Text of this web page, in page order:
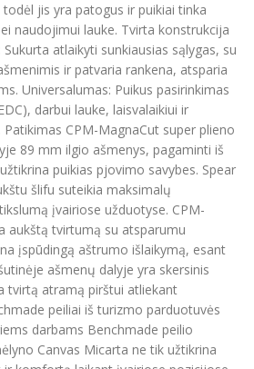
jis yra patogus ir puikiai tinka
naudojimui lauke. Tvirta konstrukcija
atlaikyti sunkiausias sąlygas, su
ir patvaria rankena, atsparia
Universalumas: Puikus pasirinkimas
darbui lauke, laisvalaikiui ir
CPM-MagnaCut super plieno
89 mm ilgio ašmenys, pagaminti iš
puikias pjovimo savybes. Spear
šlifu suteikia maksimalų
įvairiose užduotyse. CPM-
aukštą tvirtumą su atsparumu
įspūdingą aštrumo išlaikymą, esant
ašmenų dalyje yra skersinis
tvirtą atramą pirštui atliekant
peiliai iš turizmo parduotuvės
darbams Benchmade peilio
Canvas Micarta ne tik užtikrina